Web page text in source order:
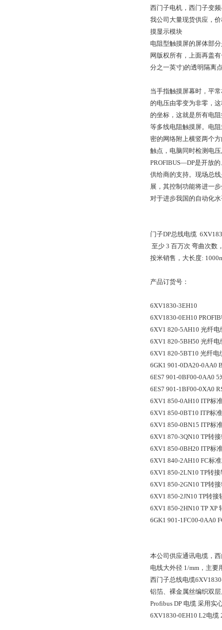
西门子电机，西门子变
我公司大量现货供应，
摸显示模块
电阻型触摸屏的屏体部
网版权所有，上面再盖
分之一英寸)的透明隔离
当手指触摸屏幕时，平
的电压由零变为非零，
的坐标，这就是所有电
等多线电阻触摸屏。电
密的网络附上横竖两个
触点，电脑同时检测电
PROFIBUS—DP是开放
供给商的支持。现场总
展，其控制功能将进一
对于进步我国的自动化
门子DP总线电缆
至少 3 百万次 弯曲次数
按米销售，大长度:
产品订货号：
6XV1830-3EH10
6XV1830-0EH10
6XV1 820-5AH10 光纤
6XV1 820-5BH50 光纤
6XV1 820-5BT10 光纤电
6GK1 901-0DA20-0AA0
6ES7 901-0BF00-0AA0
6ES7 901-1BF00-0XA0
6XV1 850-0AH10 ITP标
6XV1 850-0BT10 ITP标
6XV1 850-0BN15 ITP标
6XV1 870-3QN10 TP转
6XV1 850-0BH20 ITP标
6XV1 840-2AH10 FC标
6XV1 850-2LN10 TP转
6XV1 850-2GN10 TP转
6XV1 850-2JN10 TP转
6XV1 850-2HN10 TP XP
6GK1 901-1FC00-0AA0
本公司供应通讯电缆，
电线大外径 1/mm，主
西门子总线电缆
铝箔、裸金属丝编织双
Profibus DP 电缆 采用
6XV1830-0EH10 L2电缆